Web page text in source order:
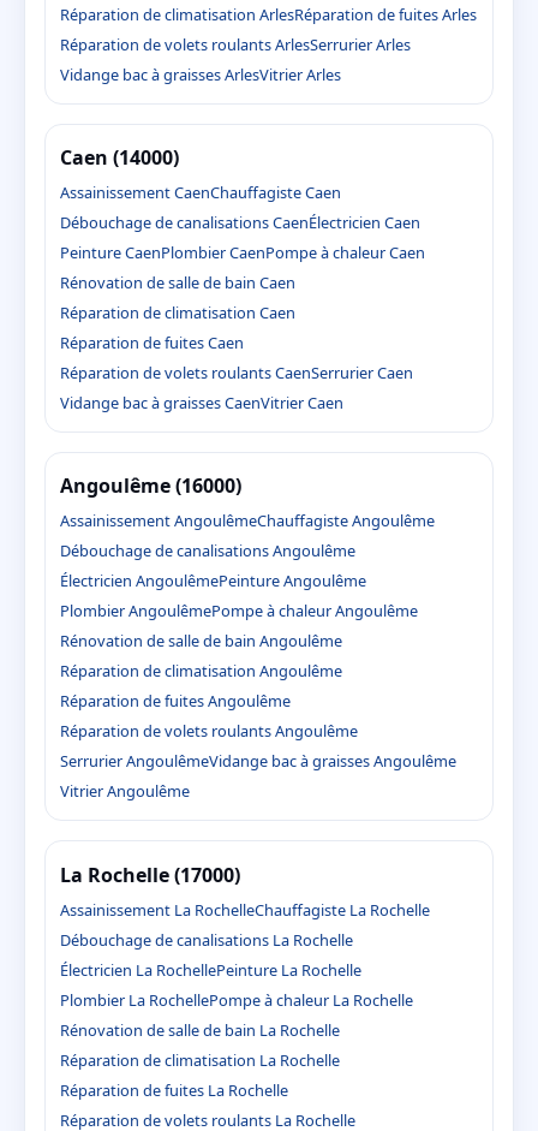
Réparation de climatisation ArlesRéparation de fuites Arles
Réparation de volets roulants ArlesSerrurier Arles
Vidange bac à graisses ArlesVitrier Arles
Caen (14000)
Assainissement CaenChauffagiste Caen
Débouchage de canalisations CaenÉlectricien Caen
Peinture CaenPlombier CaenPompe à chaleur Caen
Rénovation de salle de bain Caen
Réparation de climatisation Caen
Réparation de fuites Caen
Réparation de volets roulants CaenSerrurier Caen
Vidange bac à graisses CaenVitrier Caen
Angoulême (16000)
Assainissement AngoulêmeChauffagiste Angoulême
Débouchage de canalisations Angoulême
Électricien AngoulêmePeinture Angoulême
Plombier AngoulêmePompe à chaleur Angoulême
Rénovation de salle de bain Angoulême
Réparation de climatisation Angoulême
Réparation de fuites Angoulême
Réparation de volets roulants Angoulême
Serrurier AngoulêmeVidange bac à graisses Angoulême
Vitrier Angoulême
La Rochelle (17000)
Assainissement La RochelleChauffagiste La Rochelle
Débouchage de canalisations La Rochelle
Électricien La RochellePeinture La Rochelle
Plombier La RochellePompe à chaleur La Rochelle
Rénovation de salle de bain La Rochelle
Réparation de climatisation La Rochelle
Réparation de fuites La Rochelle
Réparation de volets roulants La Rochelle